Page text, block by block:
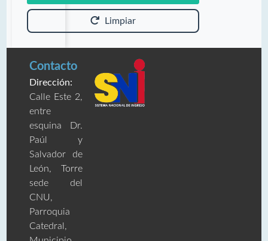
Limpiar
Contacto
Dirección:
Calle Este 2,
entre
esquina Dr.
Paúl y
Salvador de
León, Torre
sede del
CNU,
Parroquia
Catedral,